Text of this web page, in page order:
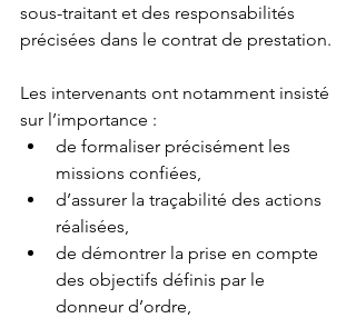
sous-traitant et des responsabilités
précisées dans le contrat de prestation.
Les intervenants ont notamment insisté
sur l’importance :
de formaliser précisément les
missions confiées,
d’assurer la traçabilité des actions
réalisées,
de démontrer la prise en compte
des objectifs définis par le
donneur d’ordre,